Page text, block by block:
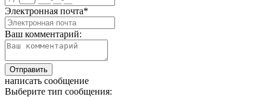
Электронная почта*
Ваш комментарий:
написать сообщение
Выберите тип сообщения: